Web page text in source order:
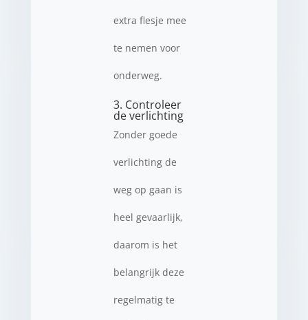
extra flesje mee
te nemen voor
onderweg.
3. Controleer
de verlichting
Zonder goede
verlichting de
weg op gaan is
heel gevaarlijk,
daarom is het
belangrijk deze
regelmatig te